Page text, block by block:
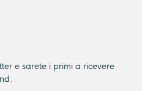
e sarete i primi a ricevere